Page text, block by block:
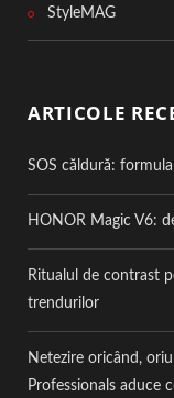
StyleMAG
ARTICOLE
SOS căldură:
HONOR Magic V6:
Ritualul de contrast
trendurilor
Netezire oricând,
Professionals aduce